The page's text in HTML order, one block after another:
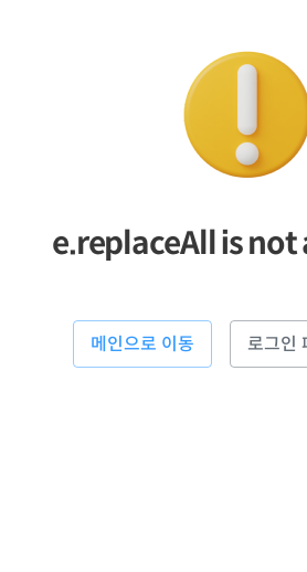
e.replaceAll is
메인으로 이동 로그인